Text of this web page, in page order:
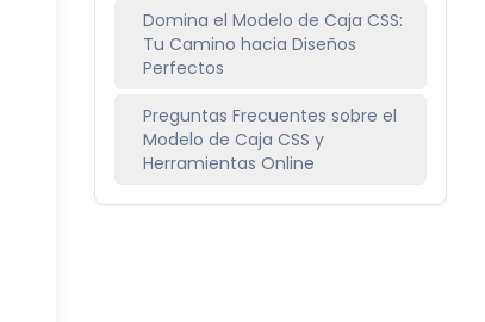
Domina el Modelo de Caja CSS:
Tu Camino hacia Diseños
Perfectos
Preguntas Frecuentes sobre el
Modelo de Caja CSS y
Herramientas Online